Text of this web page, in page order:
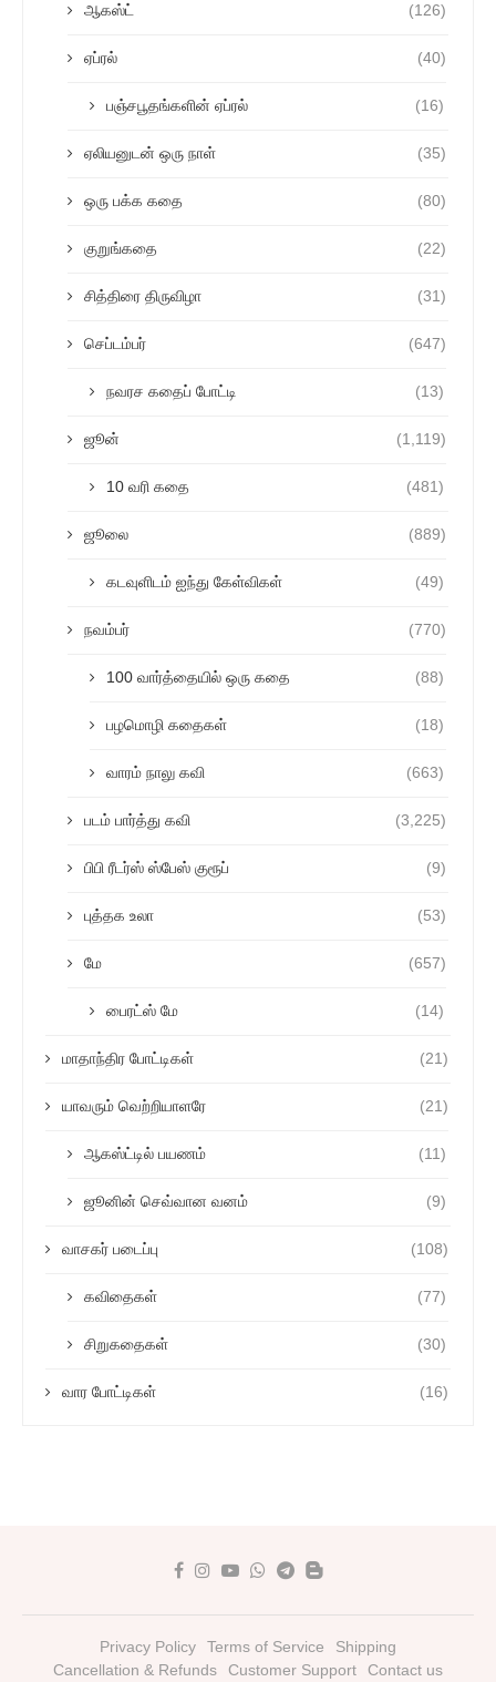
ஆகஸ்ட் (126)
ஏப்ரல் (40)
பஞ்சபூதங்களின் ஏப்ரல் (16)
ஏலியனுடன் ஒரு நாள் (35)
ஒரு பக்க கதை (80)
குறுங்கதை (22)
சித்திரை திருவிழா (31)
செப்டம்பர் (647)
நவரச கதைப் போட்டி (13)
ஜூன் (1,119)
10 வரி கதை (481)
ஜூலை (889)
கடவுளிடம் ஐந்து கேள்விகள் (49)
நவம்பர் (770)
100 வார்த்தையில் ஒரு கதை (88)
பழமொழி கதைகள் (18)
வாரம் நாலு கவி (663)
படம் பார்த்து கவி (3,225)
பிபி ரீடர்ஸ் ஸ்பேஸ் குரூப் (9)
புத்தக உலா (53)
மே (657)
பைரட்ஸ் மே (14)
மாதாந்திர போட்டிகள் (21)
யாவரும் வெற்றியாளரே (21)
ஆகஸ்ட்டில் பயணம் (11)
ஜூனின் செவ்வான வனம் (9)
வாசகர் படைப்பு (108)
கவிதைகள் (77)
சிறுகதைகள் (30)
வார போட்டிகள் (16)
Privacy Policy Terms of Service
Shipping
Cancellation & Refunds
Customer Support Contact us